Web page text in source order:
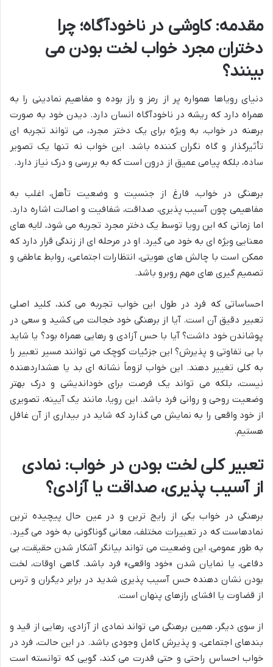
مقدمه: کاوشی در ناخودآگاه؛ چرا
دختران مجرد خواب لخت بودن می
بینند؟
دنیای رویاها همواره پر از رمز و راز بوده و مفاهیم نمادینی را به
همراه دارد که ریشه در ناخودآگاه انسان دارد. دیدن خود به صورت
برهنه در خواب، به ویژه برای یک دختر مجرد، می تواند تجربه ای
تأثیرگذار و گاه نگران کننده باشد. این خواب نه تنها یک تصویر
ساده، بلکه پیامی عمیق از درون است که به بررسی و درک نیاز دارد.
برهنگی در خواب، فارغ از جنسیت و وضعیت تأهل، اغلب به
مفاهیمی چون آسیب پذیری، صداقت، شفافیت و اصالت اشاره دارد.
اما زمانی که این رویا توسط یک دختر مجرد تجربه می شود، لایه های
معنایی ویژه ای به خود می گیرد. او در مرحله ای از زندگی قرار دارد که
ممکن است با چالش های هویتی، انتظارات اجتماعی، روابط عاطفی و
تصمیم گیری های مهم روبرو باشد.
احساساتی که فرد در طول این خواب تجربه می کند، کلید اصلی
تعبیر دقیق آن است. آیا از برهنگی خود خجالت می کشید و سعی در
پوشاندن خود داشت؟ آیا با حس آزادی و رهایی همراه بود؟ یا شاید
با بی تفاوتی و پذیرش؟ این جزئیات کوچک می توانند مسیر تعبیر را
به کلی تغییر دهند. این خواب لزوماً نشانه ای بد یا هشداردهنده
نیست، بلکه می تواند یک فرصت برای خوداندیشی و درک بهتر
وضعیت روحی و روانی فرد باشد. این رویا، مانند یک آیینه، تصویری
از خود واقعی را به نمایش می گذارد که شاید در بیداری از آن غافل
هستیم.
تعبیر کلی لخت بودن در خواب: نمادی
از آسیب پذیری، صداقت یا آزادی؟
برهنگی در خواب یکی از رایج ترین و در عین حال پیچیده ترین
نمادهاست که در تعبیرات مختلف، معانی گوناگونی به خود می گیرد.
به طور عمومی، این وضعیت می تواند بیانگر آشکار شدن حقیقت، بی
دفاعی، یا نمایان شدن «خود واقعی» فرد باشد. گاهی اوقات، لخت
بودن نشان دهنده حس آسیب پذیری شدید در برابر دیگران و ترس
از قضاوت یا افشای رازهای پنهان است.
از سوی دیگر، همین برهنگی می تواند نمادی از آزادی، رهایی از قید و
بندهای اجتماعی، و پذیرش کامل وجودی باشد. در این حالت، فرد در
خواب احساس راحتی و حتی قدرت می کند، گویی که توانسته است